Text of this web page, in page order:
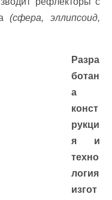
(сфера, эллипсоид,
Разра
ботан
а
конст
рукци
я и
техно
логия
изгот